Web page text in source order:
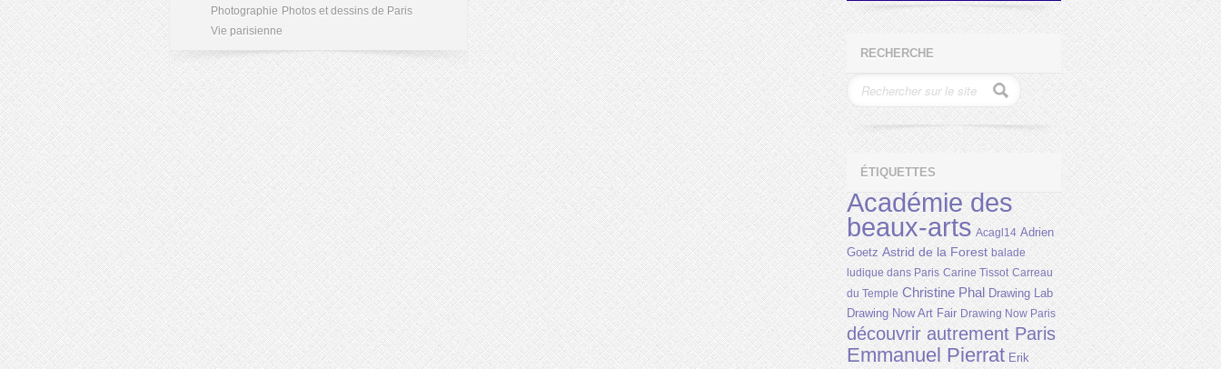
Photographie Photos et dessins de Paris
Vie parisienne
RECHERCHE
ÉTIQUETTES
Académie des
beaux-arts Acagl14 Adrien
Goetz Astrid de la Forest balade
ludique dans Paris Carine Tissot Carreau
du Temple Christine Phal Drawing Lab
Drawing Now Art Fair Drawing Now Paris
découvrir autrement Paris
Emmanuel Pierrat Erik